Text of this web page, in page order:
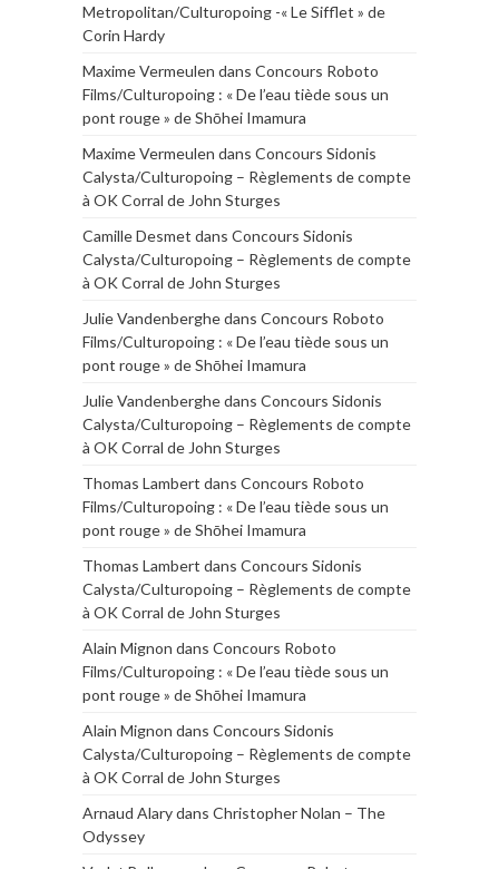
Metropolitan/Culturopoing -« Le Sifflet » de
Corin Hardy
Maxime Vermeulen dans Concours Roboto
Films/Culturopoing : « De l’eau tiède sous un
pont rouge » de Shōhei Imamura
Maxime Vermeulen dans Concours Sidonis
Calysta/Culturopoing – Règlements de compte
à OK Corral de John Sturges
Camille Desmet dans Concours Sidonis
Calysta/Culturopoing – Règlements de compte
à OK Corral de John Sturges
Julie Vandenberghedans Concours Roboto
Films/Culturopoing : « De l’eau tiède sous un
pont rouge » de Shōhei Imamura
Julie Vandenberghedans Concours Sidonis
Calysta/Culturopoing – Règlements de compte
à OK Corral de John Sturges
Thomas Lambert dans Concours Roboto
Films/Culturopoing : « De l’eau tiède sous un
pont rouge » de Shōhei Imamura
Thomas Lambert dans Concours Sidonis
Calysta/Culturopoing – Règlements de compte
à OK Corral de John Sturges
Alain Mignon dans Concours Roboto
Films/Culturopoing : « De l’eau tiède sous un
pont rouge » de Shōhei Imamura
Alain Mignon dans Concours Sidonis
Calysta/Culturopoing – Règlements de compte
à OK Corral de John Sturges
Arnaud Alarydans Christopher Nolan – The
Odyssey